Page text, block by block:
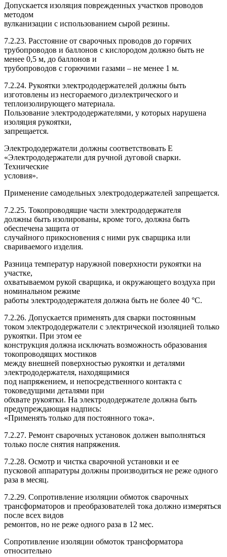
Допускается изоляция поврежденных участков проводов
методом
вулканизации с использованием сырой резины.
7.2.23. Расстояние от сварочных проводов до горячих
трубопроводов и баллонов с кислородом должно быть не
менее 0,5 м, до баллонов и
трубопроводов с горючими газами – не менее 1 м.
7.2.24. Рукоятки электрододержателей должны быть
изготовлены из несгораемого диэлектрического и
теплоизолирующего материала.
Пользование электрододержателями, у которых нарушена
изоляция рукоятки,
запрещается.
Электрододержатели должны соответствовать Е
«Электрододержатели для ручной дуговой сварки.
Технические
условия».
Применение самодельных электрододержателей запрещается.
7.2.25. Токопроводящие части электрододержателя
должны быть изолированы, кроме того, должна быть
обеспечена защита от
случайного прикосновения с ними рук сварщика или
свариваемого изделия.
Разница температур наружной поверхности рукоятки на
участке,
охватываемом рукой сварщика, и окружающего воздуха при
номинальном режиме
работы электрододержателя должна быть не более 40 °С.
7.2.26. Допускается применять для сварки постоянным
током электрододержатели с электрической изоляцией только
рукоятки. При этом ее
конструкция должна исключать возможность образования
токопроводящих мостиков
между внешней поверхностью рукоятки и деталями
электрододержателя, находящимися
под напряжением, и непосредственного контакта с
токоведущими деталями при
обхвате рукоятки. На электрододержателе должна быть
предупреждающая надпись:
«Применять только для постоянного тока».
7.2.27. Ремонт сварочных установок должен выполняться
только после снятия напряжения.
7.2.28. Осмотр и чистка сварочной установки и ее
пусковой аппаратуры должны производиться не реже одного
раза в месяц.
7.2.29. Сопротивление изоляции обмоток сварочных
трансформаторов и преобразователей тока должно измеряться
после всех видов
ремонтов, но не реже одного раза в 12 мес.
Сопротивление изоляции обмоток трансформатора
относительно